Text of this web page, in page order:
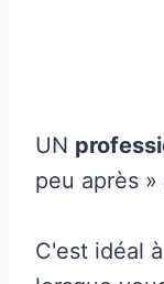
UN
peu après
C'est idéal